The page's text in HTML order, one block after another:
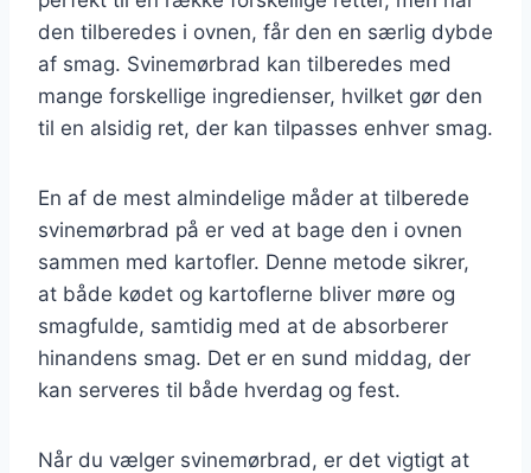
den tilberedes i ovnen, får den en særlig dybde
af smag. Svinemørbrad kan tilberedes med
mange forskellige ingredienser, hvilket gør den
til en alsidig ret, der kan tilpasses enhver smag.
En af de mest almindelige måder at tilberede
svinemørbrad på er ved at bage den i ovnen
sammen med kartofler. Denne metode sikrer,
at både kødet og kartoflerne bliver møre og
smagfulde, samtidig med at de absorberer
hinandens smag. Det er en sund middag, der
kan serveres til både hverdag og fest.
Når du vælger svinemørbrad, er det vigtigt at